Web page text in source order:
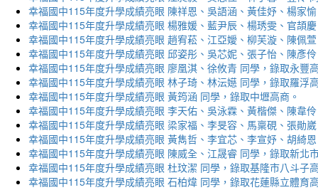
幸福國中115年度升學成績亮眼 陳祥恩、吳語涵、黃佳妤、楊家
幸福國中115年度升學成績亮眼 楊雅媛、藍尹辰、楊琇雯、官頡
幸福國中115年度升學成績亮眼 趙宥菘、江亞嬡、柳芙漩、陳佩
幸福國中115年度升學成績亮眼 邱姿彤、吳芯妮、張子怡、陳彥
幸福國中115年度升學成績亮眼 廖凰淇、徐攸青 同學，錄取永豐
幸福國中115年度升學成績亮眼 林子琦、林沄嬨 同學，錄取羅浮
幸福國中115年度升學成績亮眼 黃筠涵 同學，錄取中壢高商。
幸福國中115年度升學成績亮眼 李天佑、吳泳霖、黃楷傑、陳韋
幸福國中115年度升學成績亮眼 梁家福、李旻容、馬稟硯、張勛
幸福國中115年度升學成績亮眼 黃雋哲、李宜芯、李宣妤、胡綺
幸福國中115年度升學成績亮眼 陳威全、江晟睿 同學，錄取新北
幸福國中115年度升學成績亮眼 杜玟潔 同學，錄取基隆市八斗子
幸福國中115年度升學成績亮眼 石柏煒 同學，錄取花蓮縣立體育